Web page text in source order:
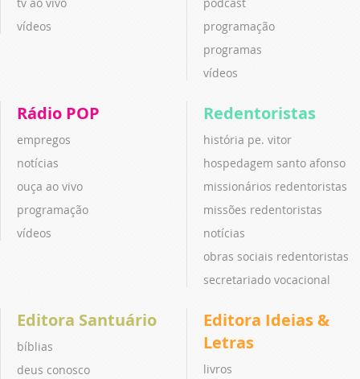
vídeos
programação
programas
vídeos
Rádio POP
empregos
notícias
ouça ao vivo
programação
vídeos
Redentoristas
história pe. vitor
hospedagem santo afonso
missionários redentoristas
missões redentoristas
notícias
obras sociais redentoristas
secretariado vocacional
Editora Santuário
bíblias
deus conosco
Editora Ideias &
Letras
livros